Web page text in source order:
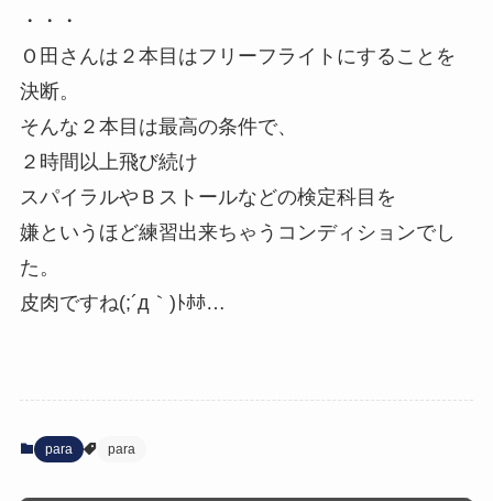
・・・
Ｏ田さんは２本目はフリーフライトにすることを
決断。
そんな２本目は最高の条件で、
２時間以上飛び続け
スパイラルやＢストールなどの検定科目を
嫌というほど練習出来ちゃうコンディションでし
た。
皮肉ですね(;´д｀)ﾄﾎﾎ…
para para